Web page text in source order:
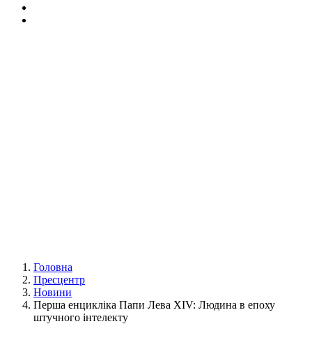
Головна
Пресцентр
Новини
Перша енцикліка Папи Лева XIV: Людина в епоху
штучного інтелекту